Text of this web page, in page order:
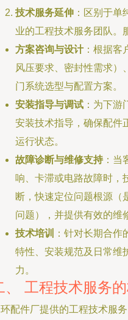
技术服务延伸 ：区别于
业的工程技术服务团队。
方案咨询与设计：根据客
风压要求、密封性需求）
门系统选型与配置方案。
安装指导与调试 ：为下
安装技术指导，确保配件
运行状态。
故障诊断与维修支持：当
响、卡滞或电路故障时，
断，快速定位问题根源（
问题），并提供有效的维
技术培训
：针对长期合
特性、安装规范及日常维
力。
、 工程技术服务
配件厂提供的工程技术服